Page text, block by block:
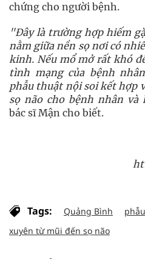
chứng cho người bệnh.
"Đây là trường hợp hiếm
nằm giữa nền sọ nơi có
kinh. Nếu mổ mở rất khó
tình mạng của bệnh
phẫu thuật nội soi kết hợp
sọ não cho bệnh nhân
bác sĩ Mận cho biết.
Tags: Quảng Bình
xuyên từ mũi đến sọ não